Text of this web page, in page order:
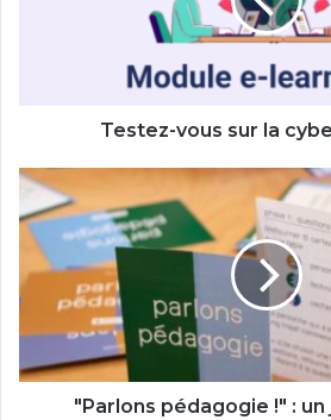
Testez-vous sur la
"Parlons
pédagogie
!"
un
jeu
de
téléchargeable
"Parlons pédagogie !" :